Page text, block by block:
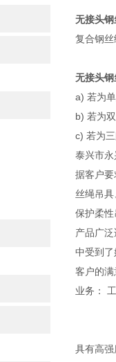
无接头
复合钢
无接头
a) 若为
b) 若为
c) 若为
泰兴市
据客户
丝绳吊
保护柔
产品广
中受到了
客户的
业务：
具有高